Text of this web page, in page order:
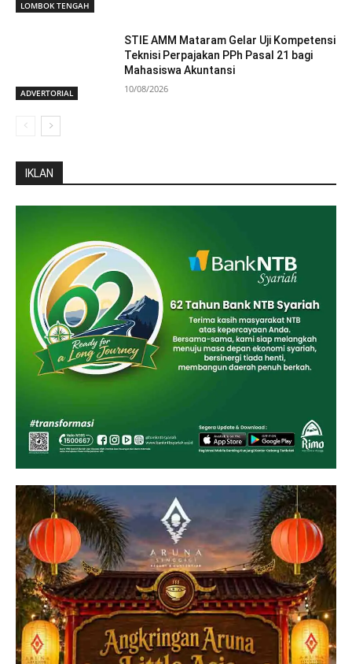
LOMBOK TENGAH
ADVERTORIAL
STIE AMM Mataram Gelar Uji Kompetensi
Teknisi Perpajakan PPh Pasal 21 bagi
Mahasiswa Akuntansi
10/08/2026
IKLAN